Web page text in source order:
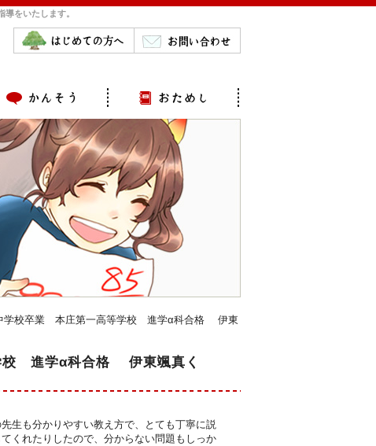
をいたします。
学校卒業 本庄第一高等学校 進学α科合格 伊東
校 進学α科合格 伊東颯真く
先生も分かりやすい教え方で、とても丁寧に説
くれたりしたので、分からない問題もしっか